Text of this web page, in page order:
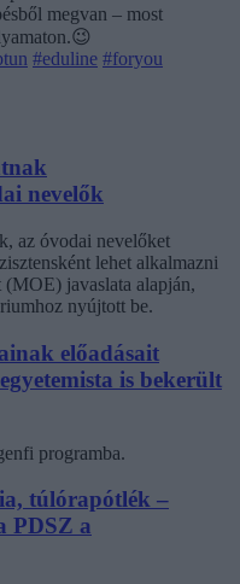
megvan – most
#eduline #foryou
nevelők
az óvodai nevelőket
lehet alkalmazni
javaslata alapján,
nyújtott be.
előadásait
is bekerült
programba.
túlórapótlék –
PDSZ a